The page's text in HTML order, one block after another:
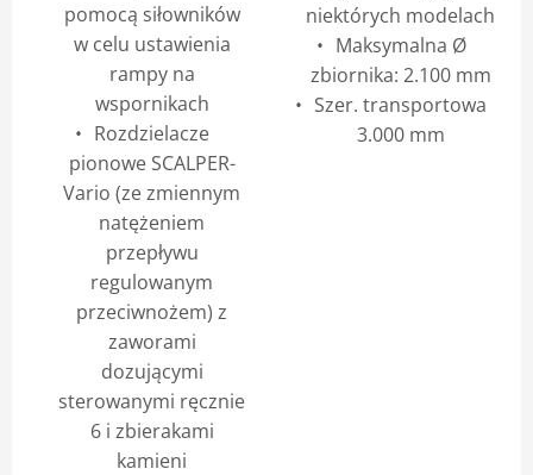
pomocą siłowników
w celu ustawienia
rampy na
wspornikach
Rozdzielacze
pionowe SCALPER-
Vario (ze zmiennym
natężeniem
przepływu
regulowanym
przeciwnożem) z
zaworami
dozującymi
sterowanymi ręcznie
6 i zbierakami
kamieni
niektórych modelach
Maksymalna Ø
zbiornika: 2.100 mm
Szer. transportowa
3.000 mm